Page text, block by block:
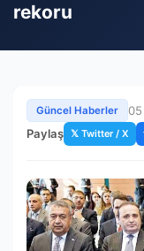
rekoru
Güncel Haberler
Paylaş 𝕏 Twitter / X